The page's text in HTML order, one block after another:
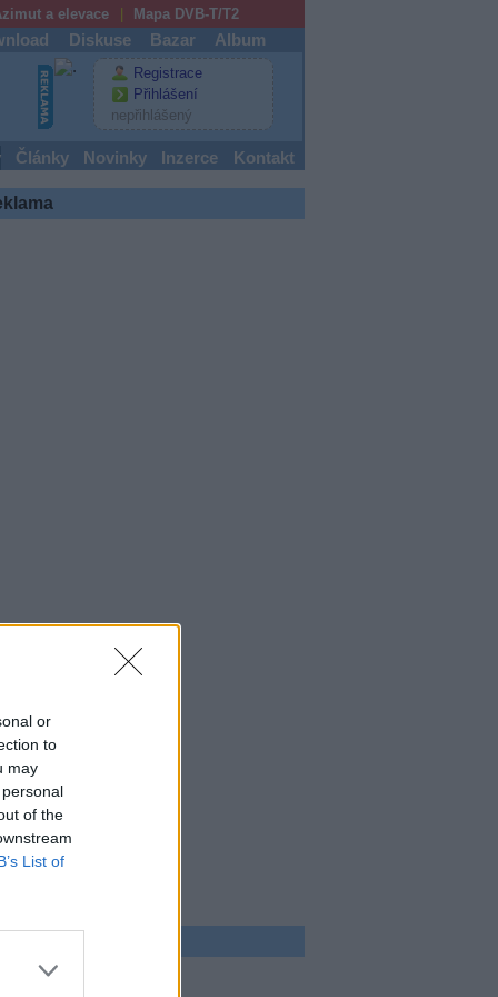
or
to
may
of the
List of
a elevace Mapa DVB-T/T2
Diskuse Bazar Album
Registrace
Přihlášení
nepřihlášený
Články Novinky Inzerce Kontakt